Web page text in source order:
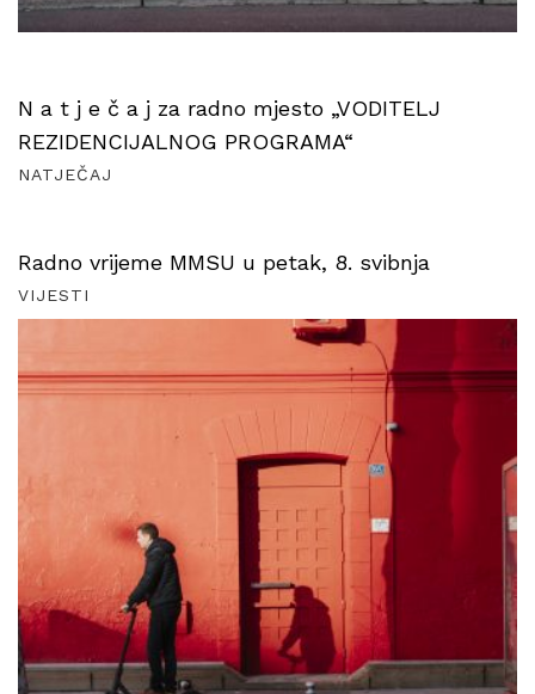
N a t j e č a j za radno mjesto „VODITELJ
REZIDENCIJALNOG PROGRAMA“
NATJEČAJ
Radno vrijeme MMSU u petak, 8. svibnja
VIJESTI